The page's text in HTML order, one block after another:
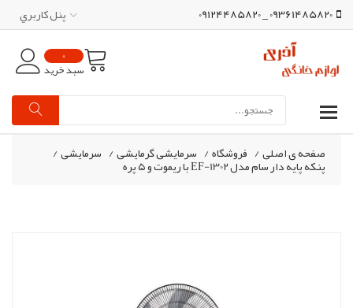
09361485820 _ 09124485820 پنل کاربري
0
سبد خرید
صفحه ی اصلی/ فروشگاه/ سرمایشی گرمایشی/ سرمایشی/
پنکه پایه دار سام مدل EF-1302 با ریموت و ۵ پره